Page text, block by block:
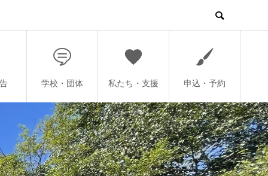
学校・団体 私たち・支援 申込・予約